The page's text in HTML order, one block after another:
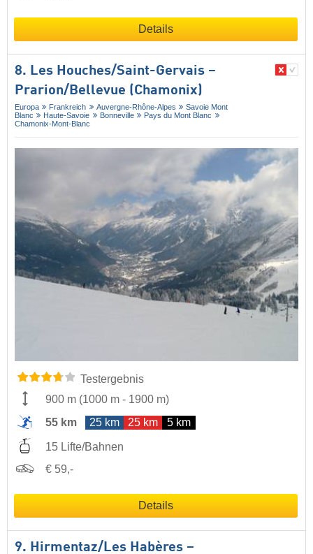
Details
8. Les Houches/​Saint-Gervais –
Prarion/​Bellevue (Chamonix)
Europa Frankreich Auvergne-Rhône-Alpes
Savoie Mont
Blanc
Haute-Savoie Bonneville
Pays du Mont Blanc
Chamonix-Mont-Blanc
Testergebnis
900 m (1000 m - 1900 m)
55 km
25 km 25 km 5 km
15 Lifte/Bahnen
€ 59,-
Details
9. Hirmentaz/​Les Habères –